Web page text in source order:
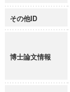
その他ID
博士論文情報